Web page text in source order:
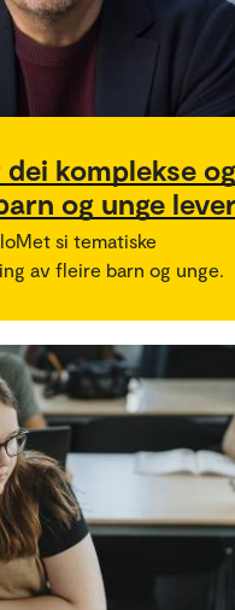
komplekse og
og unge
si tematiske
av fleire barn og unge.